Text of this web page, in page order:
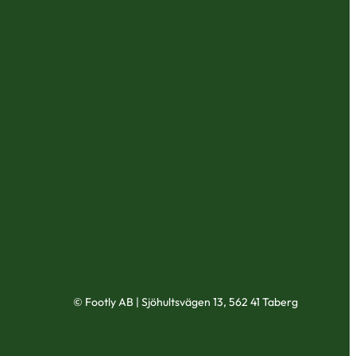
© Footly AB | Sjöhultsvägen 13, 562 41 Taberg